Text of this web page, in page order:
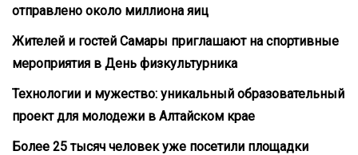
отправлено около миллиона яиц
Жителей и гостей Самары приглашают на спортивные
мероприятия в День физкультурника
Технологии и мужество: уникальный образовательный
проект для молодежи в Алтайском крае
Более 25 тысяч человек уже посетили площадки